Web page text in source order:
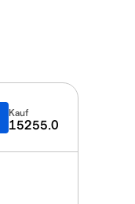
Kauf
15255.0